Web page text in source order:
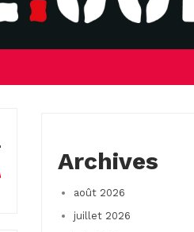
Archives
août 2026
juillet 2026